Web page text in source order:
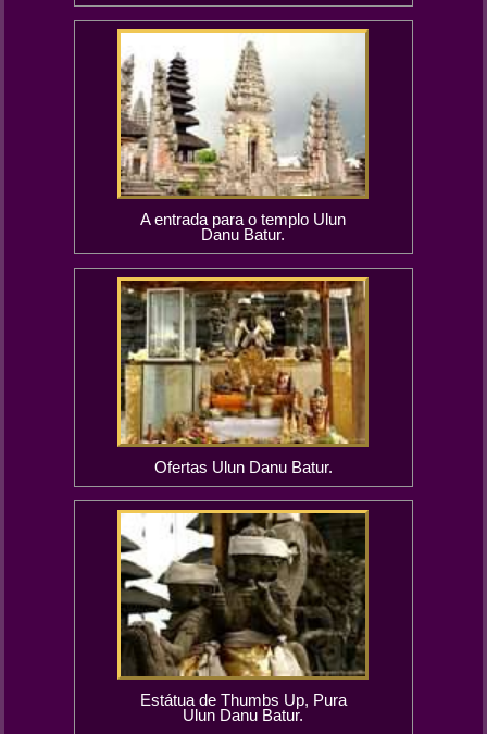
A entrada para o templo Ulun
Danu Batur.
Ofertas Ulun Danu Batur.
Estátua de Thumbs Up, Pura
Ulun Danu Batur.